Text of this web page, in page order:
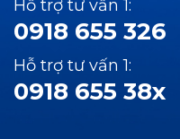
Hỗ trợ tư vấn 1:
0918 655 326
Hỗ trợ tư vấn 1:
0918 655 38x